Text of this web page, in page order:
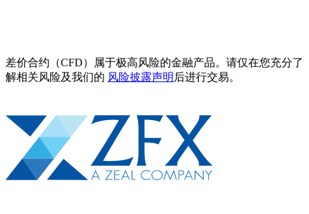
差价合约（CFD）属于极高风险的金融产品。请仅在您充分了
解相关风险及我们的 风险披露声明 后进行交易。